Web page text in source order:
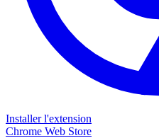
Installer l'extension
Chrome Web Store